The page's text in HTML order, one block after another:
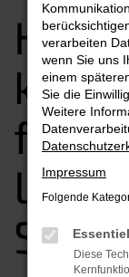
verarbeiten
wenn Sie uns
einem
Sie die
Weitere
Impressum
Folgende
Diese